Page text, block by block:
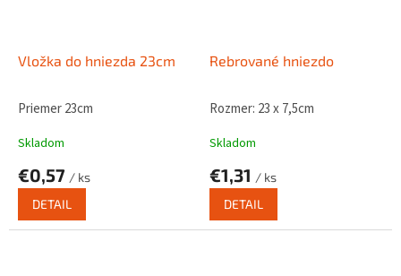
Vložka do hniezda 23cm
Priemer 23cm
Skladom
€0,57 / ks
DETAIL
Rebrované hniezdo
Rozmer: 23 x 7,5cm
Skladom
€1,31 / ks
DETAIL